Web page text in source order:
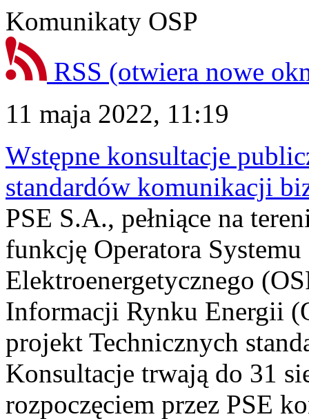
Komunikaty OSP
RSS (otwiera nowe
11 maja 2022, 11:19
Wstępne konsultacje
standardów komunikacji
PSE S.A., pełniące na
funkcję Operatora Systemu
Elektroenergetycznego
Informacji Rynku Energii
projekt Technicznych
Konsultacje trwają do 31
rozpoczęciem przez PSE